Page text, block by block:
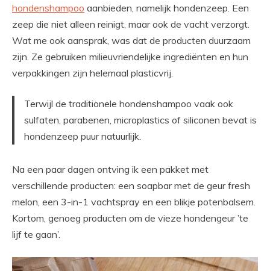
hondenshampoo aanbieden, namelijk hondenzeep. Een
zeep die niet alleen reinigt, maar ook de vacht verzorgt.
Wat me ook aansprak, was dat de producten duurzaam
zijn. Ze gebruiken milieuvriendelijke ingrediënten en hun
verpakkingen zijn helemaal plasticvrij.
Terwijl de traditionele hondenshampoo vaak ook
sulfaten, parabenen, microplastics of siliconen bevat is
hondenzeep puur natuurlijk.
Na een paar dagen ontving ik een pakket met
verschillende producten: een soapbar met de geur fresh
melon, een 3-in-1 vachtspray en een blikje potenbalsem.
Kortom, genoeg producten om de vieze hondengeur ’te
lijf te gaan’.